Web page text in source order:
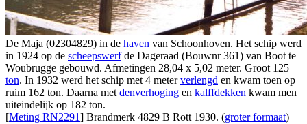
De Maja (02304829) in de haven van Schoonhoven. Het schip werd
in 1924 op de scheepswerfde Dageraad (Bouwnr 361) van Boot te
Woubrugge gebouwd. Afmetingen 28,04 x 5,02 meter. Groot 125
ton. In 1932 werd het schip met 4 meterverlengd en kwam toen op
ruim 162 ton. Daarna met denverhoging en kalffdekken kwam men
uiteindelijk op 182 ton.
[Meting RN2291] Brandmerk 4829 B Rott 1930. (groter formaat)